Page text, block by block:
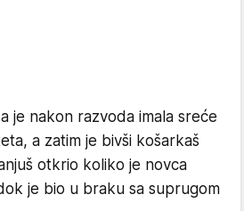
je nakon razvoda imala sreće
a zatim je bivši košarkaš
otkrio koliko je novca
je bio u braku sa suprugom